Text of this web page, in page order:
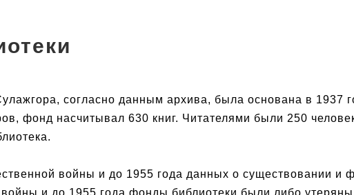
согласно данным архива, была основана в 1937
фонд насчитывал 630 книг. Читателями были 250
войны и до 1955 года данных о существовании и
и до 1955 года фонды библиотеки были либо